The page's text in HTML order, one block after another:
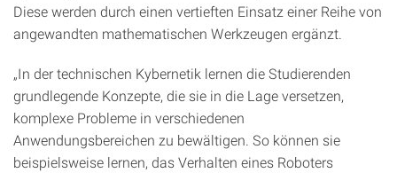
Diese werden durch einen vertieften Einsatz einer Reihe von
angewandten mathematischen Werkzeugen ergänzt.
„In der technischen Kybernetik lernen die Studierenden
grundlegende Konzepte, die sie in die Lage versetzen,
komplexe Probleme in verschiedenen
Anwendungsbereichen zu bewältigen. So können sie
beispielsweise lernen, das Verhalten eines Roboters